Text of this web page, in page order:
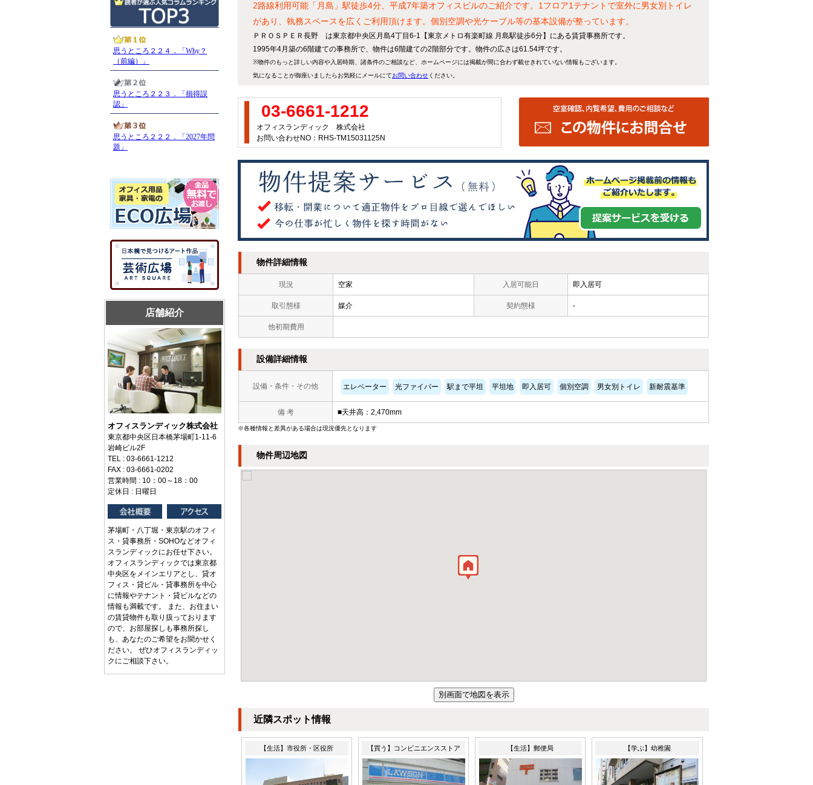
2路線利用可能「月島」駅徒歩4分、平成7年築オフィスビルのご紹介です。1フロア1テナントで室外に男女別トイレ
があり、執務スペースを広くご利用頂けます。個別空調や光ケーブル等の基本設備が整っています。
ＰＲＯＳＰＥＲ長野 は東京都中央区月島4丁目6-1【東京メトロ有楽町線 月島駅徒歩6分】にある賃貸事務所です。
1995年4月築の6階建ての事務所で、物件は6階建ての2階部分です。物件の広さは61.54坪です。
※物件のもっと詳しい内容や入居時期、諸条件のご相談など、ホームページには掲載が間に合わず載せきれていない情報もございます。
気になることが御座いましたらお気軽にメールにてお問い合わせください。
03-6661-1212
オフィスランディック 株式会社
お問い合わせNO：RHS-TM15031125N
物件詳細情報
現況 空家 入居可能日 即入居可
取引態様 媒介 契約態様 -
他初期費用
設備詳細情報
設備・条件・その他 エレベーター 光ファイバー 駅まで平坦 平坦地 即入居可 個別空調 男女別トイレ 新耐震基準
備 考 ■天井高：2,470mm
※各種情報と差異がある場合は現況優先となります
物件周辺地図
近隣スポット情報
【生活】市役所・区役所 【買う】コンビニエンスストア 【生活】郵便局 【学ぶ】幼稚園
店舗紹介
オフィスランディック株式会社
東京都中央区日本橋茅場町1-11-6
岩崎ビル2F
TEL : 03-6661-1212
FAX : 03-6661-0202
営業時間 : 10：00～18：00
定休日 : 日曜日
茅場町・八丁堀・東京駅のオフィ
ス・貸事務所・SOHOなどオフィ
スランディックにお任せ下さい。
オフィスランディックでは東京都
中央区をメインエリアとし、貸オ
フィス・貸ビル・貸事務所を中心
に情報やテナント・貸ビルなどの
情報も満載です。 また、お住まい
の賃貸物件も取り扱っております
ので、お部屋探しも事務所探し
も、あなたのご希望をお聞かせく
ださい。 ぜひオフィスランディッ
クにご相談下さい。